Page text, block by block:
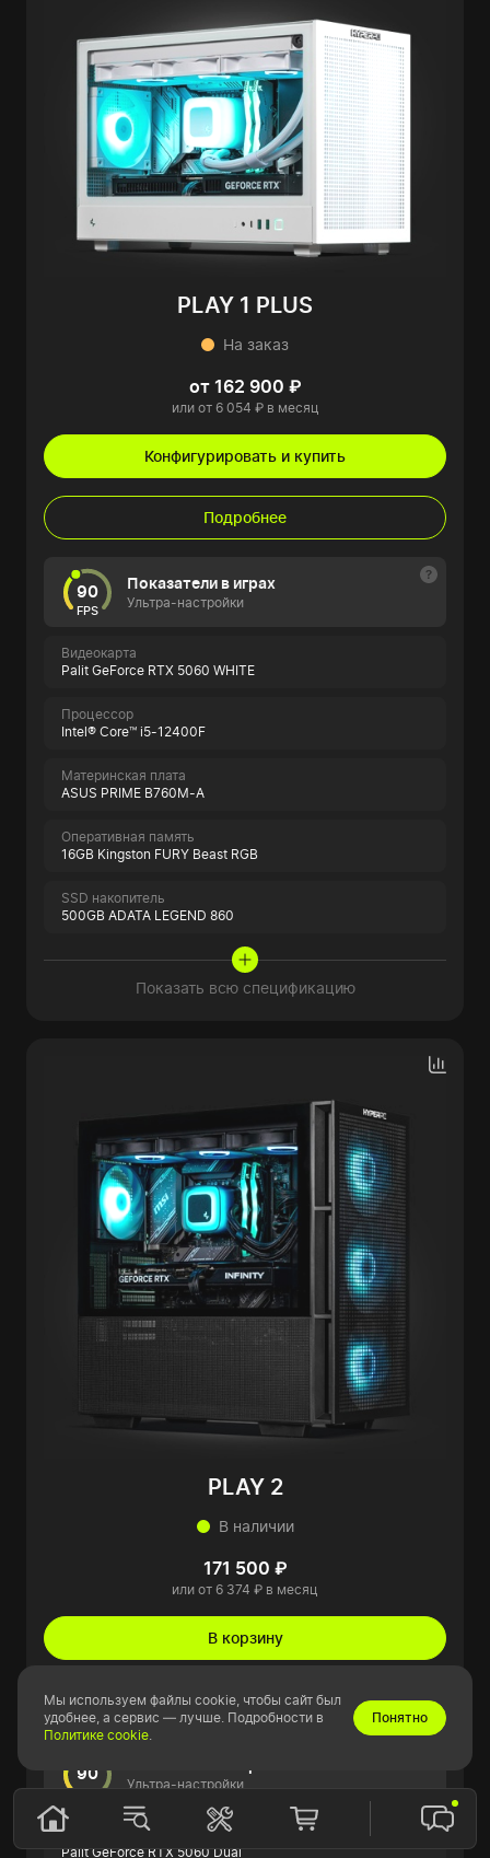
PLAY 1 PLUS
На заказ
от 162 900 ₽
или от 6 054 ₽ в месяц
Конфигурировать и купить
Подробнее
90
FPS
Показатели в играх
Ультра-настройки
Видеокарта
Palit GeForce RTX 5060 WHITE
Процессор
Intel® Core™ i5-12400F
Материнская плата
ASUS PRIME B760M-A
Оперативная память
16GB Kingston FURY Beast RGB
SSD накопитель
500GB ADATA LEGEND 860
Показать всю спецификацию
PLAY 2
В наличии
171 500 ₽
или от 6 374 ₽ в месяц
В корзину
Подробнее
90
Ультра-настройки
Видеокарта
Palit GeForce RTX 5060 Dual
Мы используем файлы cookie, чтобы сайт был
удобнее, а сервис — лучше. Подробности в
Политике cookie.
Понятно